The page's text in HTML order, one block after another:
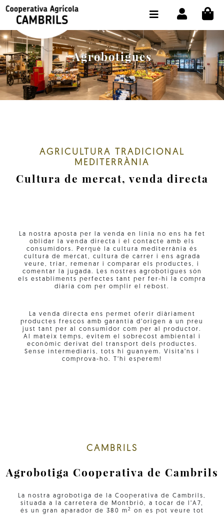
Agrobotigues
AGRICULTURA TRADICIONAL
MEDITERRÀNIA
Cultura de mercat, venda directa
La nostra aposta per la venda en línia no ens ha fet
oblidar la venda directa i el contacte amb els
consumidors. Perquè la cultura mediterrània és
cultura de mercat, cultura de carrer i ens agrada
veure, triar, remenar i comparar els productes, i
comentar la jugada. Les nostres agrobotigues són
els establiments perfectes tant per fer-hi la compra
diària com per omplir el rebost.
La venda directa ens permet oferir diàriament
productes frescos amb garantia d’origen a un preu
just tant per al consumidor com per al productor.
Al mateix temps, evitem el sobrecost ambiental i
econòmic derivat del transport dels productes.
Sense intermediaris, tots hi guanyem. Visita’ns i
comprova-ho. T’hi esperem!
CAMBRILS
Agrobotiga Cooperativa de Cambrils
La nostra agrobotiga de la Cooperativa de Cambrils,
situada a la carretera de Montbrió, a tocar de l’A7,
és un gran aparador de 380 m 2
on es pot veure tot
BOTIGA COMPRA ONLINE
LA COOPERATIVA
OLEOTOUR
PRODUCTES
CONTACTE
SELECCIONAR IDIOMA: CAT